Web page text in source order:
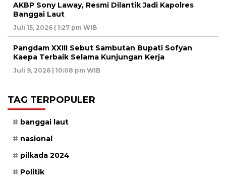
AKBP Sony Laway, Resmi Dilantik Jadi Kapolres
Banggai Laut
Juli 15, 2026 | 1:27 pm WIB
Pangdam XXIII Sebut Sambutan Bupati Sofyan
Kaepa Terbaik Selama Kunjungan Kerja
Juli 9, 2026 | 10:08 pm WIB
TAG TERPOPULER
banggai laut
nasional
pilkada 2024
Politik